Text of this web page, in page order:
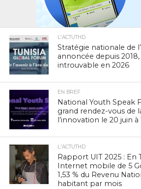
L'ACTUTHD
Stratégie nationale de
annoncée depuis
introuvable en 2026
EN BREF
National Youth Speak
grand rendez-vous de
l’innovation le 20 juin à
L'ACTUTHD
Rapport UIT 2025 : En
Internet mobile de 5
1,53 % du Revenu
habitant par mois